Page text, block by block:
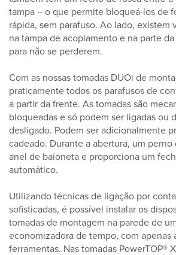
tampa – o que permite bloqueá-los de
rápida, sem parafuso. Ao lado, existem
na tampa de acoplamento e na parte
para não se perderem.
Com as nossas tomadas DUOi de
praticamente todos os parafusos de
a partir da frente. As tomadas são
bloqueadas e só podem ser ligadas ou
desligado. Podem ser adicionalmente
cadeado. Durante a abertura, um perno
anel de baioneta e proporciona um
automático.
Utilizando técnicas de ligação por
sofisticadas, é possível instalar os
tomadas de montagem na parede de
economizadora de tempo, com apenas
ferramentas. Nas tomadas PowerTOP®